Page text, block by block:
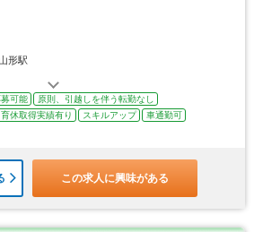
形駅
可能
原則、引越しを伴う転勤なし
休取得実績有り スキルアップ
車通勤可
この求人に興味がある